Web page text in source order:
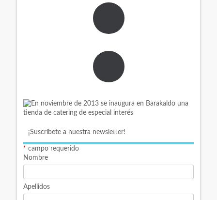
¡Suscríbete a nuestra newsletter!
* campo requerido
Nombre
Apellidos